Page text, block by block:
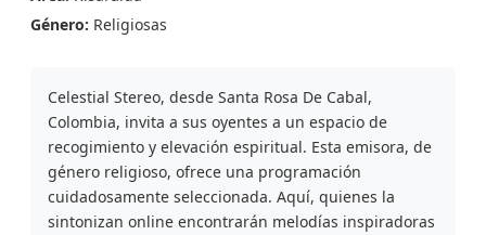
Género: Religiosas
Celestial Stereo, desde Santa Rosa De Cabal,
Colombia, invita a sus oyentes a un espacio de
recogimiento y elevación espiritual. Esta emisora, de
género religioso, ofrece una programación
cuidadosamente seleccionada. Aquí, quienes la
sintonizan online encontrarán melodías inspiradoras